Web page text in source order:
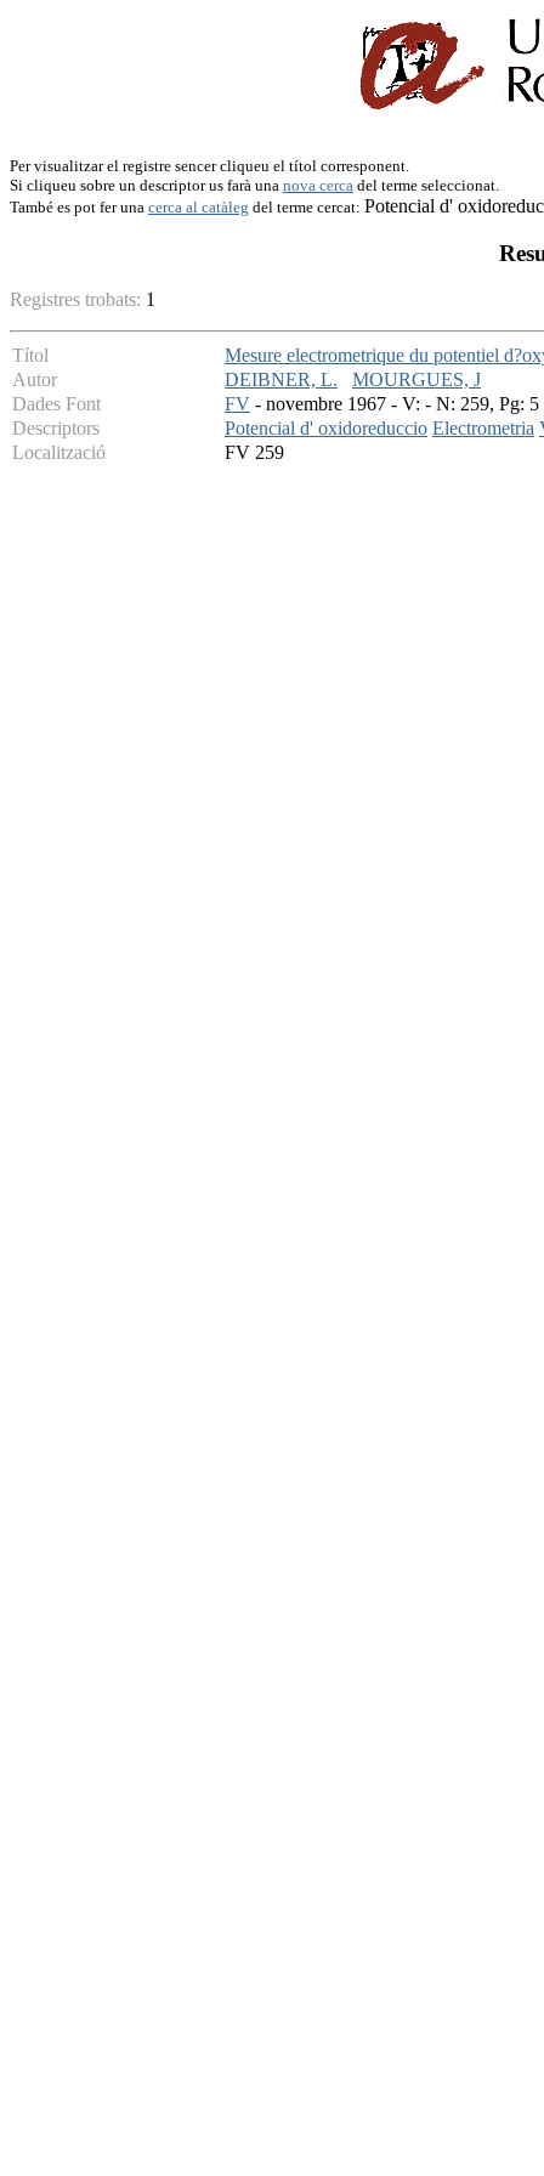
Per visualitzar el registre sencer cliqueu el títol corresponent.
Si cliqueu sobre un descriptor us farà una nova cerca del terme seleccionat.
També es pot fer una cerca al catàleg del terme cercat: Potencial d'
Registres trobats: 1
Títol
Mesure electrometrique du potentiel
Autor
DEIBNER, L.
MOURGUES, J
Dades Font
FV - novembre 1967 - V: - N: 259, Pg: 5
Descriptors
Potencial d' oxidoreduccio Electrometria
Localització
FV 259